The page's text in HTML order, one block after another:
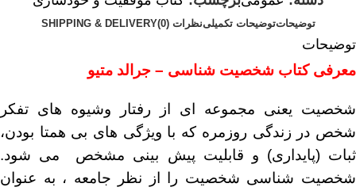
توضیحاتتوضیحات تکمیلینظرات (0) SHIPPING & DELIVERY
توضیحات
معرفی کتاب شخصیت شناسی – جرالد متیو
شخصیت یعنی مجموعه ای از رفتار وشیوه های تفکر
شخص در زندگی روزمره که با ویژگی های بی همتا بودن،
ثبات (پایداری) و قابلیت پیش بینی مشخص می شود.
شخصیت شناسی شخصیت را از نظر جامعه ، به عنوان